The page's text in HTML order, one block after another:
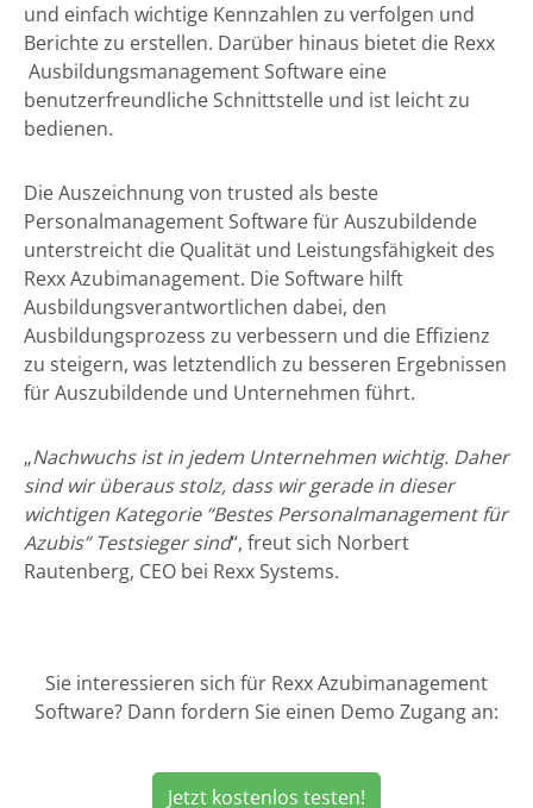
und einfach wichtige Kennzahlen zu verfolgen und
Berichte zu erstellen. Darüber hinaus bietet die Rexx
Ausbildungsmanagement Software eine
benutzerfreundliche Schnittstelle und ist leicht zu
bedienen.
Die Auszeichnung von trusted als beste
Personalmanagement Software für Auszubildende
unterstreicht die Qualität und Leistungsfähigkeit des
Rexx Azubimanagement. Die Software hilft
Ausbildungsverantwortlichen dabei, den
Ausbildungsprozess zu verbessern und die Effizienz
zu steigern, was letztendlich zu besseren Ergebnissen
für Auszubildende und Unternehmen führt.
„Nachwuchs ist in jedem Unternehmen wichtig. Daher
sind wir überaus stolz, dass wir gerade in dieser
wichtigen Kategorie “Bestes Personalmanagement für
Azubis” Testsieger sind“, freut sich Norbert
Rautenberg, CEO bei Rexx Systems.
Sie interessieren sich für Rexx Azubimanagement
Software? Dann fordern Sie einen Demo Zugang an:
Jetzt kostenlos testen!